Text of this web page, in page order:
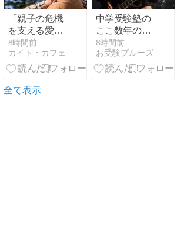
「親子の危機
を支える愛情
貯金の話」～
タレント清水
良太郎の訃報
8時間前
カイト・カフェ
中学受験塾の
ここ数年の変
化から「次の
覇権」を予想
する
8時間前
お受験ブルーズ
全て表示